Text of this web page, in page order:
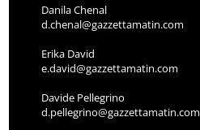
Danila Chenal
d.chenal@gazzettamatin.com
Erika David
e.david@gazzettamatin.com
Davide Pellegrino
d.pellegrino@gazzettamatin.com